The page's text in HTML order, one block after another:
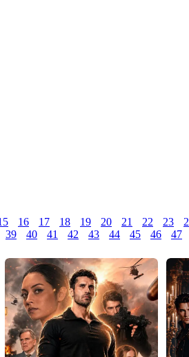
16 17 18 19 20 21 22 23
39 40 41 42 43 44 45 46 47